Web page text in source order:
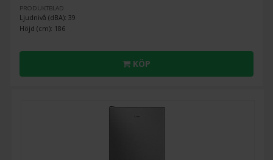
PRODUKTBLAD
Ljudnivå (dBA): 39
Höjd (cm): 186
KÖP